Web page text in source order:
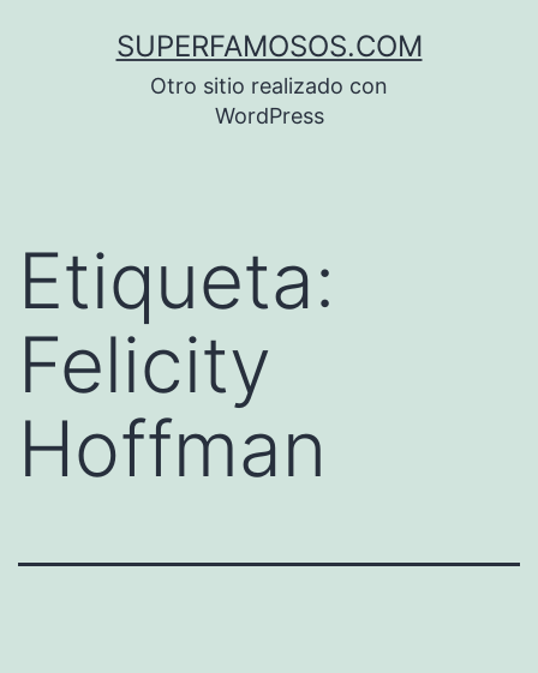
SUPERFAMOSOS.COM
Otro sitio realizado con
WordPress
Etiqueta:
Felicity
Hoffman